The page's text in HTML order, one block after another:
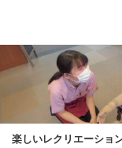
楽しいレクリエーショ